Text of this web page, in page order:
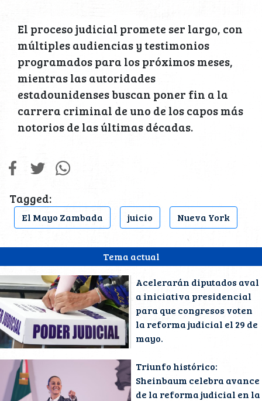
Tema actual
Acelerarán diputados aval
a iniciativa presidencial
para que congresos voten
la reforma judicial el 29 de
mayo.
Triunfo histórico:
Sheinbaum celebra avance
de la reforma judicial en la
El proceso judicial promete ser largo, con
múltiples audiencias y testimonios
programados para los próximos meses,
mientras las autoridades
estadounidenses buscan poner fin a la
carrera criminal de uno de los capos más
notorios de las últimas décadas.
Tagged:
El Mayo Zambada juicio Nueva York